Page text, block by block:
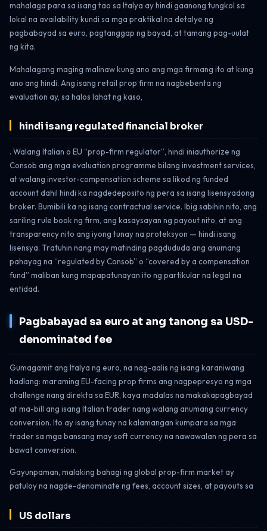
mahalaga para sa isang tao sa Italya ay hindi gaanong tungkol sa
lokal na availability kundi sa mga praktikal na detalye ng
pagbabayad sa euro, pagtanggap ng bayad, at tamang pag-uulat
ng kita.
Mahalagang maging malinaw kung ano ang mga firmang ito at kung
ano ang hindi. Ang isang retail prop firm na nagbebenta ng
evaluation ay, sa halos lahat ng kaso,
hindi isang regulated financial broker
. Walang Italian o EU “prop-firm regulator”, hindi iniauthorize ng
Consob ang mga evaluation programme bilang investment services,
at walang investor-compensation scheme sa likod ng funded
account dahil hindi ka nagdedeposito ng pera sa isang lisensyadong
broker. Bumibili ka ng isang contractual service. Ibig sabihin nito, ang
sariling rule book ng firm, ang kasaysayan ng payout nito, at ang
transparency nito ang iyong tunay na proteksyon — hindi isang
lisensya. Tratuhin nang may matinding pagdududa ang anumang
pahayag na “regulated by Consob” o “covered by a compensation
fund” maliban kung mapapatunayan ito ng partikular na legal na
entidad.
Pagbabayad sa euro at ang tanong sa USD-
denominated fee
Gumagamit ang Italya ng euro, na nag-aalis ng isang karaniwang
hadlang: maraming EU-facing prop firms ang nagpepresyo ng mga
challenge nang direkta sa EUR, kaya madalas na makakapagbayad
at ma-bill ang isang Italian trader nang walang anumang currency
conversion. Ito ay isang tunay na kalamangan kumpara sa mga
trader sa mga bansang may soft currency na nawawalan ng pera sa
bawat conversion.
Gayunpaman, malaking bahagi ng global prop-firm market ay
patuloy na nagde-denominate ng fees, account sizes, at payouts sa
US dollars